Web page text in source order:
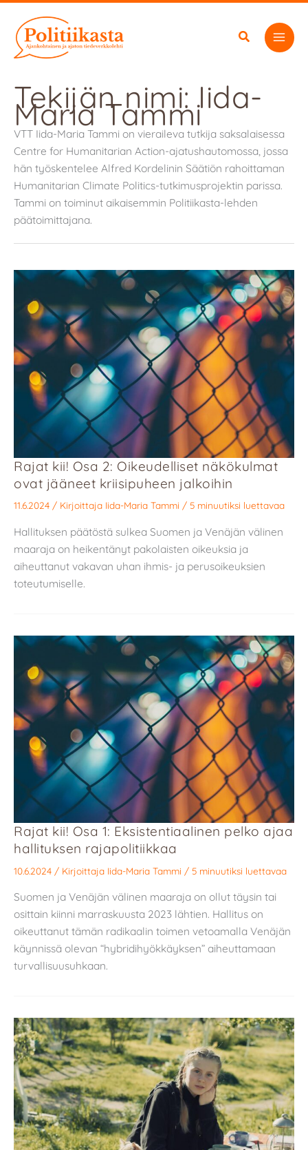
sisältöön
Tekijän nimi: Iida-
Maria Tammi
VTT Iida-Maria Tammi on vieraileva tutkija saksalaisessa
Centre for Humanitarian Action-ajatushautomossa, jossa
hän työskentelee Alfred Kordelinin Säätiön rahoittaman
Humanitarian Climate Politics-tutkimusprojektin parissa.
Tammi on toiminut aikaisemmin Politiikasta-lehden
päätoimittajana.
Rajat kii! Osa 2: Oikeudelliset näkökulmat
ovat jääneet kriisipuheen jalkoihin
11.6.2024 / Kirjoittaja Iida-Maria Tammi / 5 minuutiksi luettavaa
Hallituksen päätöstä sulkea Suomen ja Venäjän välinen
maaraja on heikentänyt pakolaisten oikeuksia ja
aiheuttanut vakavan uhan ihmis- ja perusoikeuksien
toteutumiselle.
Rajat kii! Osa 1: Eksistentiaalinen pelko ajaa
hallituksen rajapolitiikkaa
10.6.2024 / Kirjoittaja Iida-Maria Tammi / 5 minuutiksi luettavaa
Suomen ja Venäjän välinen maaraja on ollut täysin tai
osittain kiinni marraskuusta 2023 lähtien. Hallitus on
oikeuttanut tämän radikaalin toimen vetoamalla Venäjän
käynnissä olevan “hybridihyökkäyksen” aiheuttamaan
turvallisuusuhkaan.